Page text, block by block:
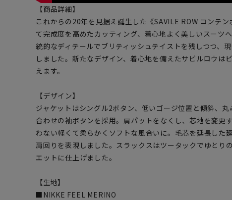
【商品詳細】
これからの20年を見据え誕生した《SAVILE ROW コンテ
て完成度を高めたカッティング、着心地よく美しいスーツ
統的なディテールでブリティッシュテイストを残しつつ、
しました。新たなデザイン、着心地を備えたサビルロウは
えます。
【デザイン】
ジャケットはシングル2ボタン、低いゴージ位置と傾斜、
合わせの袖ボタンを採用。肩パットをなくし、芯地を変更
わない軽くて柔らかくソフトな風合いに。毛芯を延長した
肩回りを表現しました。スラックスはツータックでゆとり
エットに仕上げました。
【生地】
■NIKKE FEEL MERINO